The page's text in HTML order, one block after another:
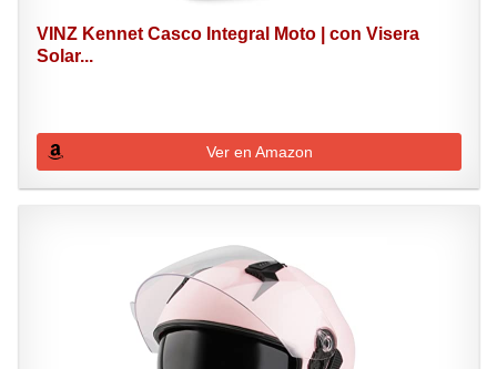
VINZ Kennet Casco Integral Moto | con Visera
Solar...
Ver en Amazon